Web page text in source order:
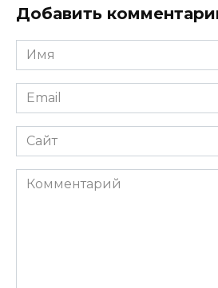
Добавить
Имя
*
Email
*
Сайт
Комментарий